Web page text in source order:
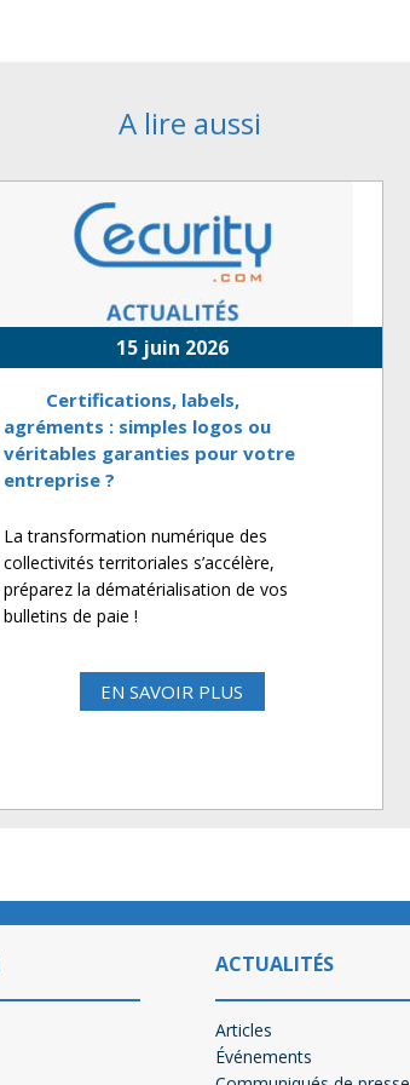
A lire aussi
15 juin 2026
Certifications, labels,
agréments : simples logos ou
véritables garanties pour votre
entreprise ?
La transformation numérique des
collectivités territoriales s’accélère,
préparez la dématérialisation de vos
bulletins de paie !
EN SAVOIR PLUS
ACTUALITÉS
Articles
Événements